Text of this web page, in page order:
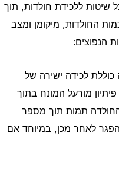
שיטות ללכידת חולדות, תוך
החולדות, מיקומן ומצב
הנפוצים:
כוללת לכידה ישירה של
מורעל המונח בתוך
תמות תוך מספר
לאחר מכן, במיוחד אם